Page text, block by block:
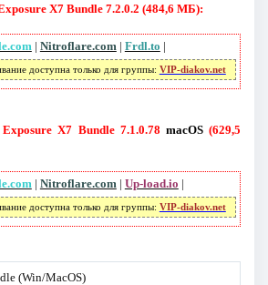
X7 Bundle 7.2.0.2 (484,6 МБ):
| Nitroflare.com | Frdl.to |
доступна только для группы: VIP-diakov.net
X7 Bundle 7.1.0.78 macOS (629,5
| Nitroflare.com | Up-load.io |
доступна только для группы: VIP-diakov.net
(Win/MacOS)